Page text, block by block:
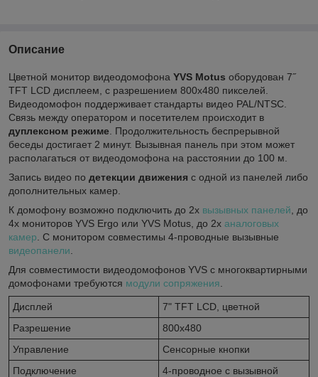
Описание
Цветной монитор видеодомофона YVS Motus оборудован 7˝
TFT LCD дисплеем, с разрешением 800х480 пикселей.
Видеодомофон поддерживает стандарты видео PAL/NTSC.
Связь между оператором и посетителем происходит в
дуплексном режиме . Продолжительность беспрерывной
беседы достигает 2 минут. Вызывная панель при этом может
располагаться от видеодомофона на расстоянии до 100 м.
Запись видео по детекции движения с одной из панелей либо
дополнительных камер.
К домофону возможно подключить до 2х вызывных панелей , до
4х мониторов YVS Ergo или YVS Motus, до 2х аналоговых
камер . С монитором совместимы 4-проводные вызывные
видеопанели
Для совместимости видеодомофонов YVS с многоквартирными
домофонами требуются модули сопряжения
Дисплей
7" TFT LCD, цветной
Разрешение
800х480
Управление
Сенсорные кнопки
Подключение
4-проводное с вызывной